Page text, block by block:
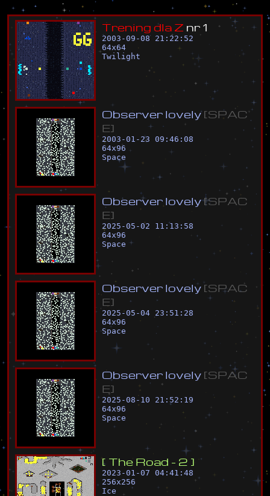
Trening dla Z nr 1
2003-09-08 21:22:52
64x64
Twilight
Observer lovely [SPAC
E]
2003-01-23 09:46:08
64x96
Space
Observer lovely[SPAC
E]
2025-05-02 11:13:58
64x96
Space
Observer lovely[SPAC
E]
2025-05-04 23:51:28
64x96
Space
Observer lovely [SPAC
E]
2025-08-10 21:52:19
64x96
Space
[ The Road - 2 ]
2023-01-07 04:41:48
256x256
Ice